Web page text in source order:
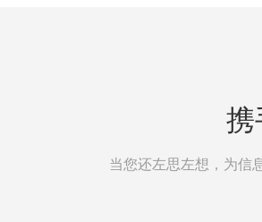
携
当您还左思左想，为信